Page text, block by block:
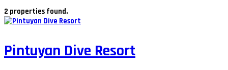
2 properties found.
Pintuyan Dive Resort